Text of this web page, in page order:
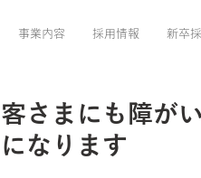
事業内容 採用情報 新卒
さまにも障が
なります